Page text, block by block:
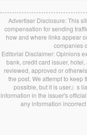
Advertiser Disclosure: This
compensation for sending
how and where links appear
companies
Editorial Disclaimer: Opinions
bank, credit card issuer,
reviewed, approved or
the post. We attempt to keep
possible, but it is user』s
information in the issuer's
any information